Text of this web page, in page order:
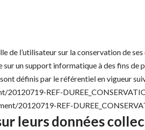
de l’utilisateur sur la conservation de
un support informatique à des fins
définis par le référentiel en vigueur
REF-
20120719-REF-
leurs données